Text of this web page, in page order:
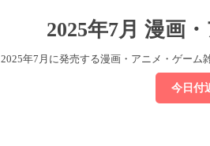
2025年7月 漫画
2025年7月に発売する漫画・アニメ・ゲーム
今日付